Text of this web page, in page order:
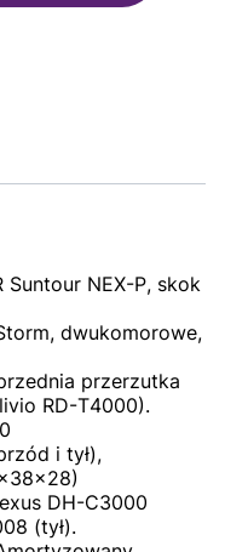
NEX-P, skok
dwukomorowe,
przerzutka
RD-T4000).
i tył),
DH-C3000
(tył).